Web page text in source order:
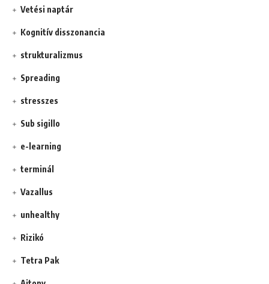
Vetési naptár
Kognitív disszonancia
strukturalizmus
Spreading
stresszes
Sub sigillo
e-learning
terminál
Vazallus
unhealthy
Rizikó
Tetra Pak